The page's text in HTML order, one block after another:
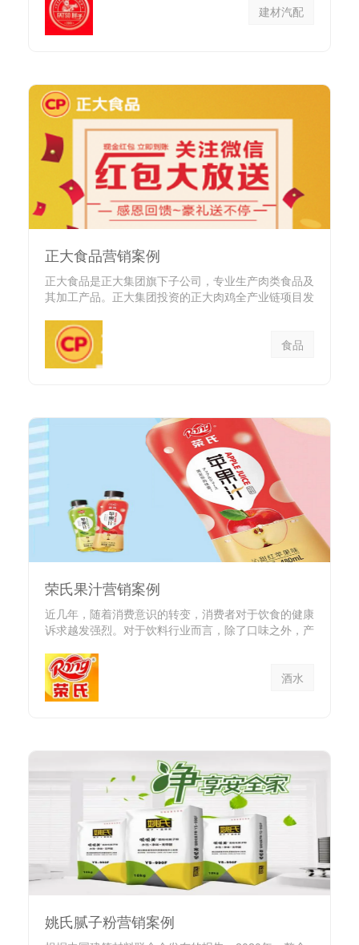
建材汽配
正大食品营销案例
正大食品是正大集团旗下子公司，专业生产肉类食品及
其加工产品。正大集团投资的正大肉鸡全产业链项目发
食品
荣氏果汁营销案例
近几年，随着消费意识的转变，消费者对于饮食的健康
诉求越发强烈。对于饮料行业而言，除了口味之外，产
酒水
姚氏腻子粉营销案例